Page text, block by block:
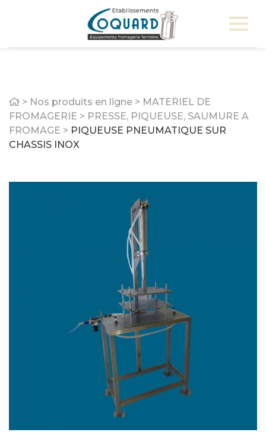
Home
> Nos produits en ligne > MATERIEL DE
FROMAGERIE > PRESSE, PIQUEUSE, SAUMURE A
FROMAGE > PIQUEUSE PNEUMATIQUE SUR
CHASSIS INOX